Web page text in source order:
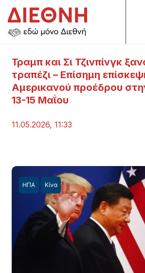
Τραμπ και Σι Τζινπίνγκ
τραπέζι – Επίσημη
Αμερικανού προέδρου
13-15 Μαΐου
11.05.2026, 11:33
ΗΠΑ Κίνα